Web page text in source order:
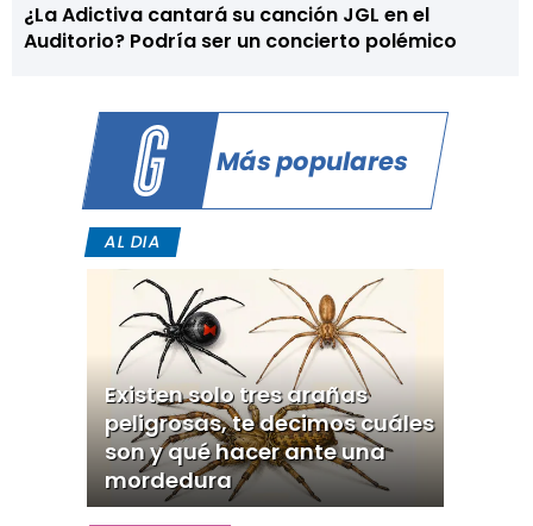
¿La Adictiva cantará su canción JGL en el
Auditorio? Podría ser un concierto polémico
Más populares
AL DIA
Existen solo tres arañas
peligrosas, te decimos cuáles
son y qué hacer ante una
mordedura